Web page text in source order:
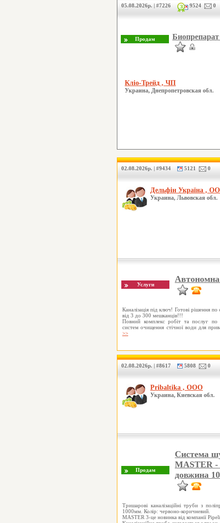
05.08.2026р. | #7226 9524 0
Кліо-Трейд , ЧП
Украина, Днепропетровская обл.
02.08.2026р. | #9434 5121 0
Дельфін Україна ,
Украина, Львовская обл.
Автономна
Каналізація під ключ! Готові рішення
від 3 до 300 мешканців!!!
Повний комплекс робіт та послуг по
систем очищення стічної води для
>>
02.08.2026р. | #8617 5808 0
Pribaltika , ООО
Украина, Киевская обл.
Система
MASTER -
довжина
Тришарові каналізаційні труби з
1000мм. Колір: червоно-коричневий.
MASTER 3-це новинка від компанії